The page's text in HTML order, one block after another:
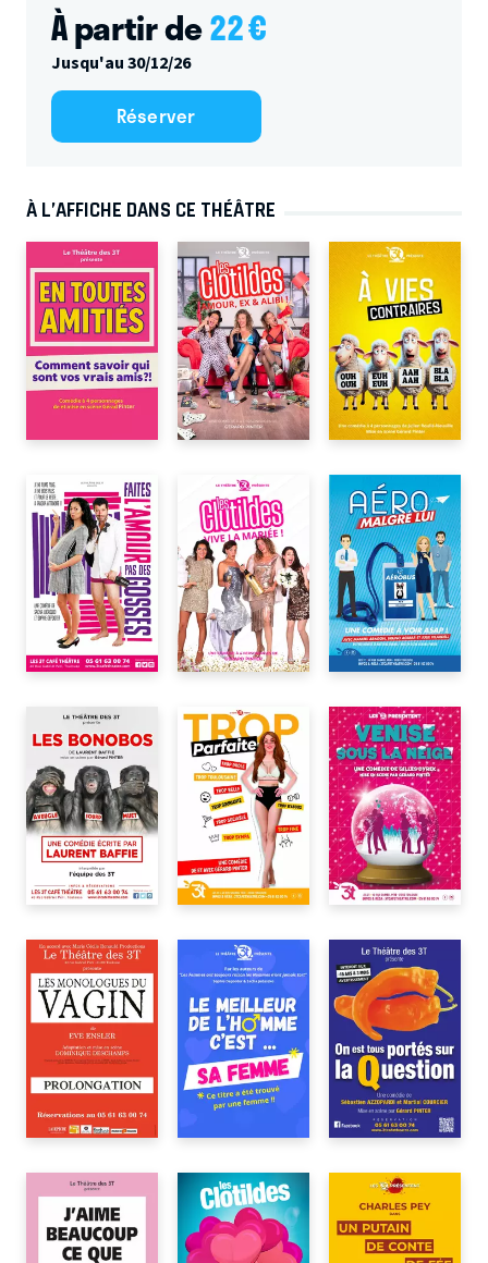
À partir de22€
Jusqu'au 30/12/26
Réserver
À L’AFFICHE DANS CE THÉÂTRE